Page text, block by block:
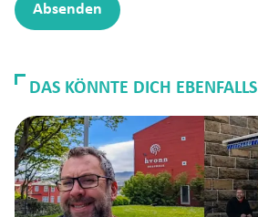
Absenden
DAS KÖNNTE DICH